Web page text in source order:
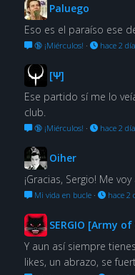
Paluego
Eso es el paraíso ese
🔞 ¡Miérculos! · hace 2
[Ψ]
Ese partido sí me lo
club.
🔞 ¡Miérculos! · hace 2
Oiher
¡Gracias, Sergio! Me
Mi vida en bucle· hace 2
SERGIO [Army
Y aun así siempre
likes, un abrazo, se